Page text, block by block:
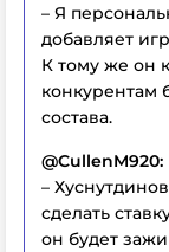
– Я
добавляет
К тому же он
конкурентам
состава.
@CullenM920:
–
сделать
он будет